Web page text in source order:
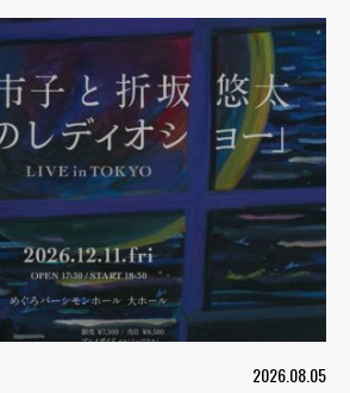
2026.08.05